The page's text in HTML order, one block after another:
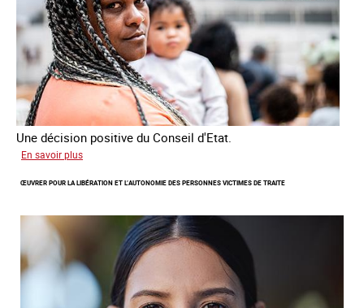
Une décision positive du Conseil d'Etat.
En savoir plus
les
d'obtenir
de
séjour
pour
ŒUVRER POUR LA LIBÉRATION ET L’AUTONOMIE DES PERSONNES VICTIMES DE TRAITE